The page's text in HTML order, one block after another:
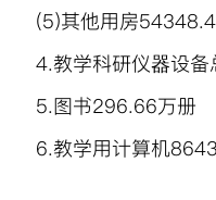
(5)其他用房
4.教学科研仪器设
5. 图书296.66万册
6.教学用计算机8643